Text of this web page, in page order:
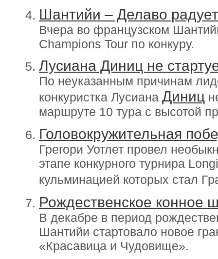
Шантийи – Делаво
Вчера во французском
Champions Tour по конкуру.
Лусиана Диниц не
По неуказанным причинам
конкуристка Лусиана Диниц
маршруте 10 тура с высотой
Головокружительная
Грегори Уотлет провел
этапе конкурного турнира
кульминацией которых стал
Рождественское конное
В декабре в период
Шантийи стартовало новое
«Красавица и Чудовище».